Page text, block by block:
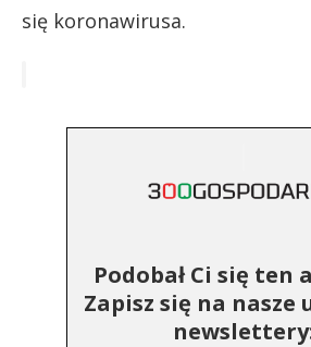
się koronawirusa.
Podobał Ci się ten
Zapisz się na nasze